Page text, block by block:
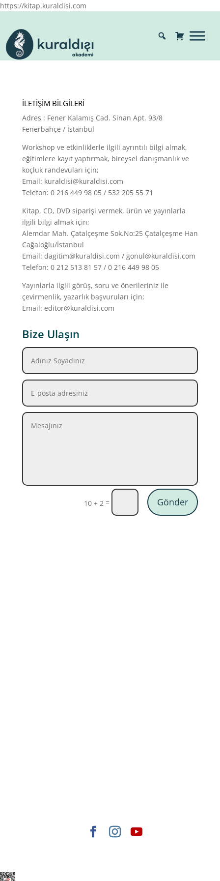
https://kitap.kuraldisi.com
İLETİŞİM BİLGİLERİ
Adres : Fener Kalamış Cad. Sinan Apt. 93/8
Fenerbahçe / İstanbul
Workshop ve etkinliklerle ilgili ayrıntılı bilgi almak,
eğitimlere kayıt yaptırmak, bireysel danışmanlık ve
koçluk randevuları için;
Email: kuraldisi@kuraldisi.com
Telefon: 0 216 449 98 05 / 532 205 55 71
Kitap, CD, DVD siparişi vermek, ürün ve yayınlarla
ilgili bilgi almak için;
Alemdar Mah. Çatalçeşme Sok.No:25 Çatalçeşme Han
Cağaloğlu/İstanbul
Email: dagitim@kuraldisi.com / gonul@kuraldisi.com
Telefon: 0 212 513 81 57 / 0 216 449 98 05
Yayınlarla ilgili görüş, soru ve önerileriniz ile
çevirmenlik, yazarlık başvuruları için;
Email: editor@kuraldisi.com
Bize Ulaşın
10 + 2 = Gönder